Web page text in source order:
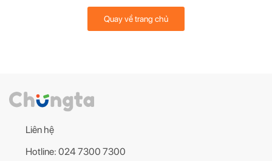
Quay về trang chủ
Liên hệ
Hotline: 024 7300 7300